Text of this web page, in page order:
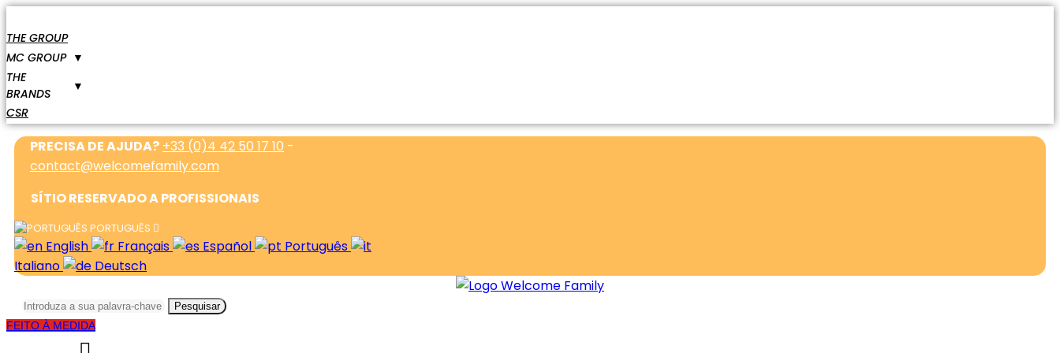
THE GROUP
MC GROUP ▼
THE
BRANDS
▼
CSR
PRECISA DE AJUDA? +33 (0)4 42 50 17 10 -
contact@welcomefamily.com
SÍTIO RESERVADO A PROFISSIONAIS
PORTUGUÊS
English Français Español
Português
Italiano
Deutsch
Pesquisar
FEITO À MEDIDA